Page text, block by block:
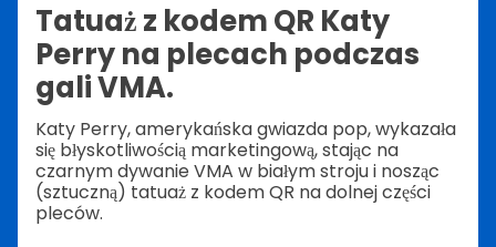
Tatuaż z kodem QR Katy
Perry na plecach podczas
gali VMA.
Katy Perry, amerykańska gwiazda pop, wykazała
się błyskotliwością marketingową, stając na
czarnym dywanie VMA w białym stroju i nosząc
(sztuczną) tatuaż z kodem QR na dolnej części
pleców.